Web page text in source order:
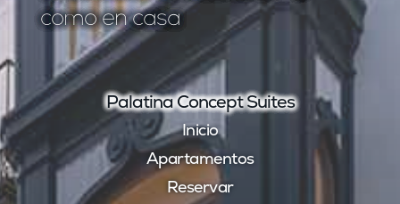
como en casa
Palatina Concept Suites
Inicio
Apartamentos
Reservar